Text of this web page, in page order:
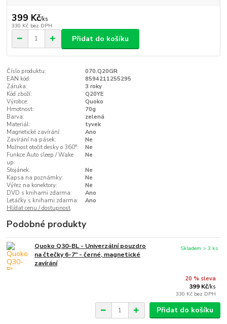
399 Kč/ks
330 Kč bez DPH
Přidat do košíku
Číslo produktu:
070.Q20GR
EAN kód:
8594211255295
Záruka:
3 roky
Kód zboží:
Q20YE
Výrobce:
Quoko
Hmotnost:
70g
Barva:
zelená
Materiál:
tyvek
Magnetické zavírání:
Ano
Zavírání na pásek:
Ne
Možnost otočit desky o 360°:
Ne
Funkce Auto sleep / Wake
up:
Ne
Stojánek:
Ne
Kapsa na poznámky:
Ne
Výřez na konektory:
Ne
DVD s knihami zdarma:
Ano
Letáčky s knihami zdarma:
Ano
Hlídat cenu / dostupnost
Podobné produkty
Quoko Q30-BL - Univerzální pouzdro
na čtečky 6-7" - černé, magnetické
zavírání
20 % sleva
399 Kč/ks
330 Kč bez DPH
Skladem > 3 ks
Přidat do košíku